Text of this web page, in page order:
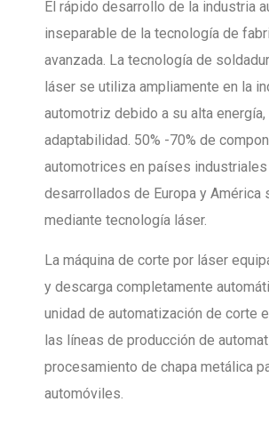
El rápido desarrollo de la industria
inseparable de la tecnología de
avanzada. La tecnología de
láser se utiliza ampliamente en la
automotriz debido a su alta
adaptabilidad. 50% -70% de
automotrices en países industriales
desarrollados de Europa y América
mediante tecnología láser.
La máquina de corte por láser
y descarga completamente
unidad de automatización de corte
las líneas de producción de
procesamiento de chapa metálica
automóviles.